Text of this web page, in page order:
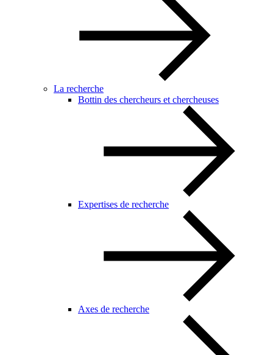
La recherche
Bottin des chercheurs et chercheuses
Expertises de recherche
Axes de recherche